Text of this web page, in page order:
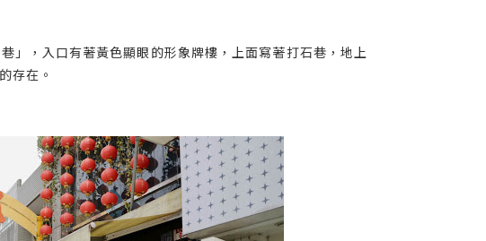
」，入口有著黃色顯眼的形象牌樓，上面寫著打石巷，地上
存在。